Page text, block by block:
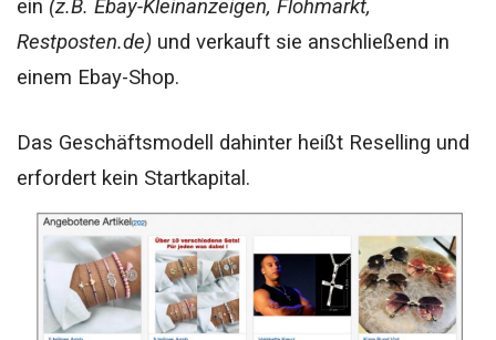
ein (z.B. Ebay-Kleinanzeigen, Flohmarkt,
Restposten.de) und verkauft sie anschließend in
einem Ebay-Shop.
Das Geschäftsmodell dahinter heißt Reselling und
erfordert kein Startkapital.